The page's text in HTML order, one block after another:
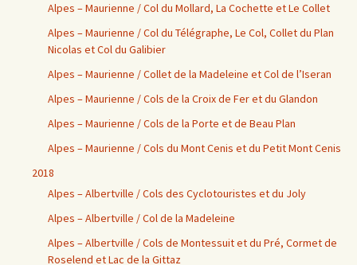
Alpes – Maurienne / Col du Mollard, La Cochette et Le Collet
Alpes – Maurienne / Col du Télégraphe, Le Col, Collet du Plan
Nicolas et Col du Galibier
Alpes – Maurienne / Collet de la Madeleine et Col de l’Iseran
Alpes – Maurienne / Cols de la Croix de Fer et du Glandon
Alpes – Maurienne / Cols de la Porte et de Beau Plan
Alpes – Maurienne / Cols du Mont Cenis et du Petit Mont Cenis
2018
Alpes – Albertville / Cols des Cyclotouristes et du Joly
Alpes – Albertville / Col de la Madeleine
Alpes – Albertville / Cols de Montessuit et du Pré, Cormet de
Roselend et Lac de la Gittaz